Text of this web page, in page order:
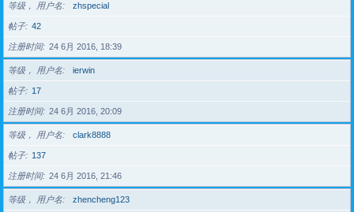
等级， 用户名 zhspecial
帖子 42
注册时间 24 6月 2016, 18:39
等级， 用户名 ierwin
帖子 17
注册时间 24 6月 2016, 20:09
等级， 用户名 clark8888
帖子 137
注册时间 24 6月 2016, 21:46
等级， 用户名 zhencheng123